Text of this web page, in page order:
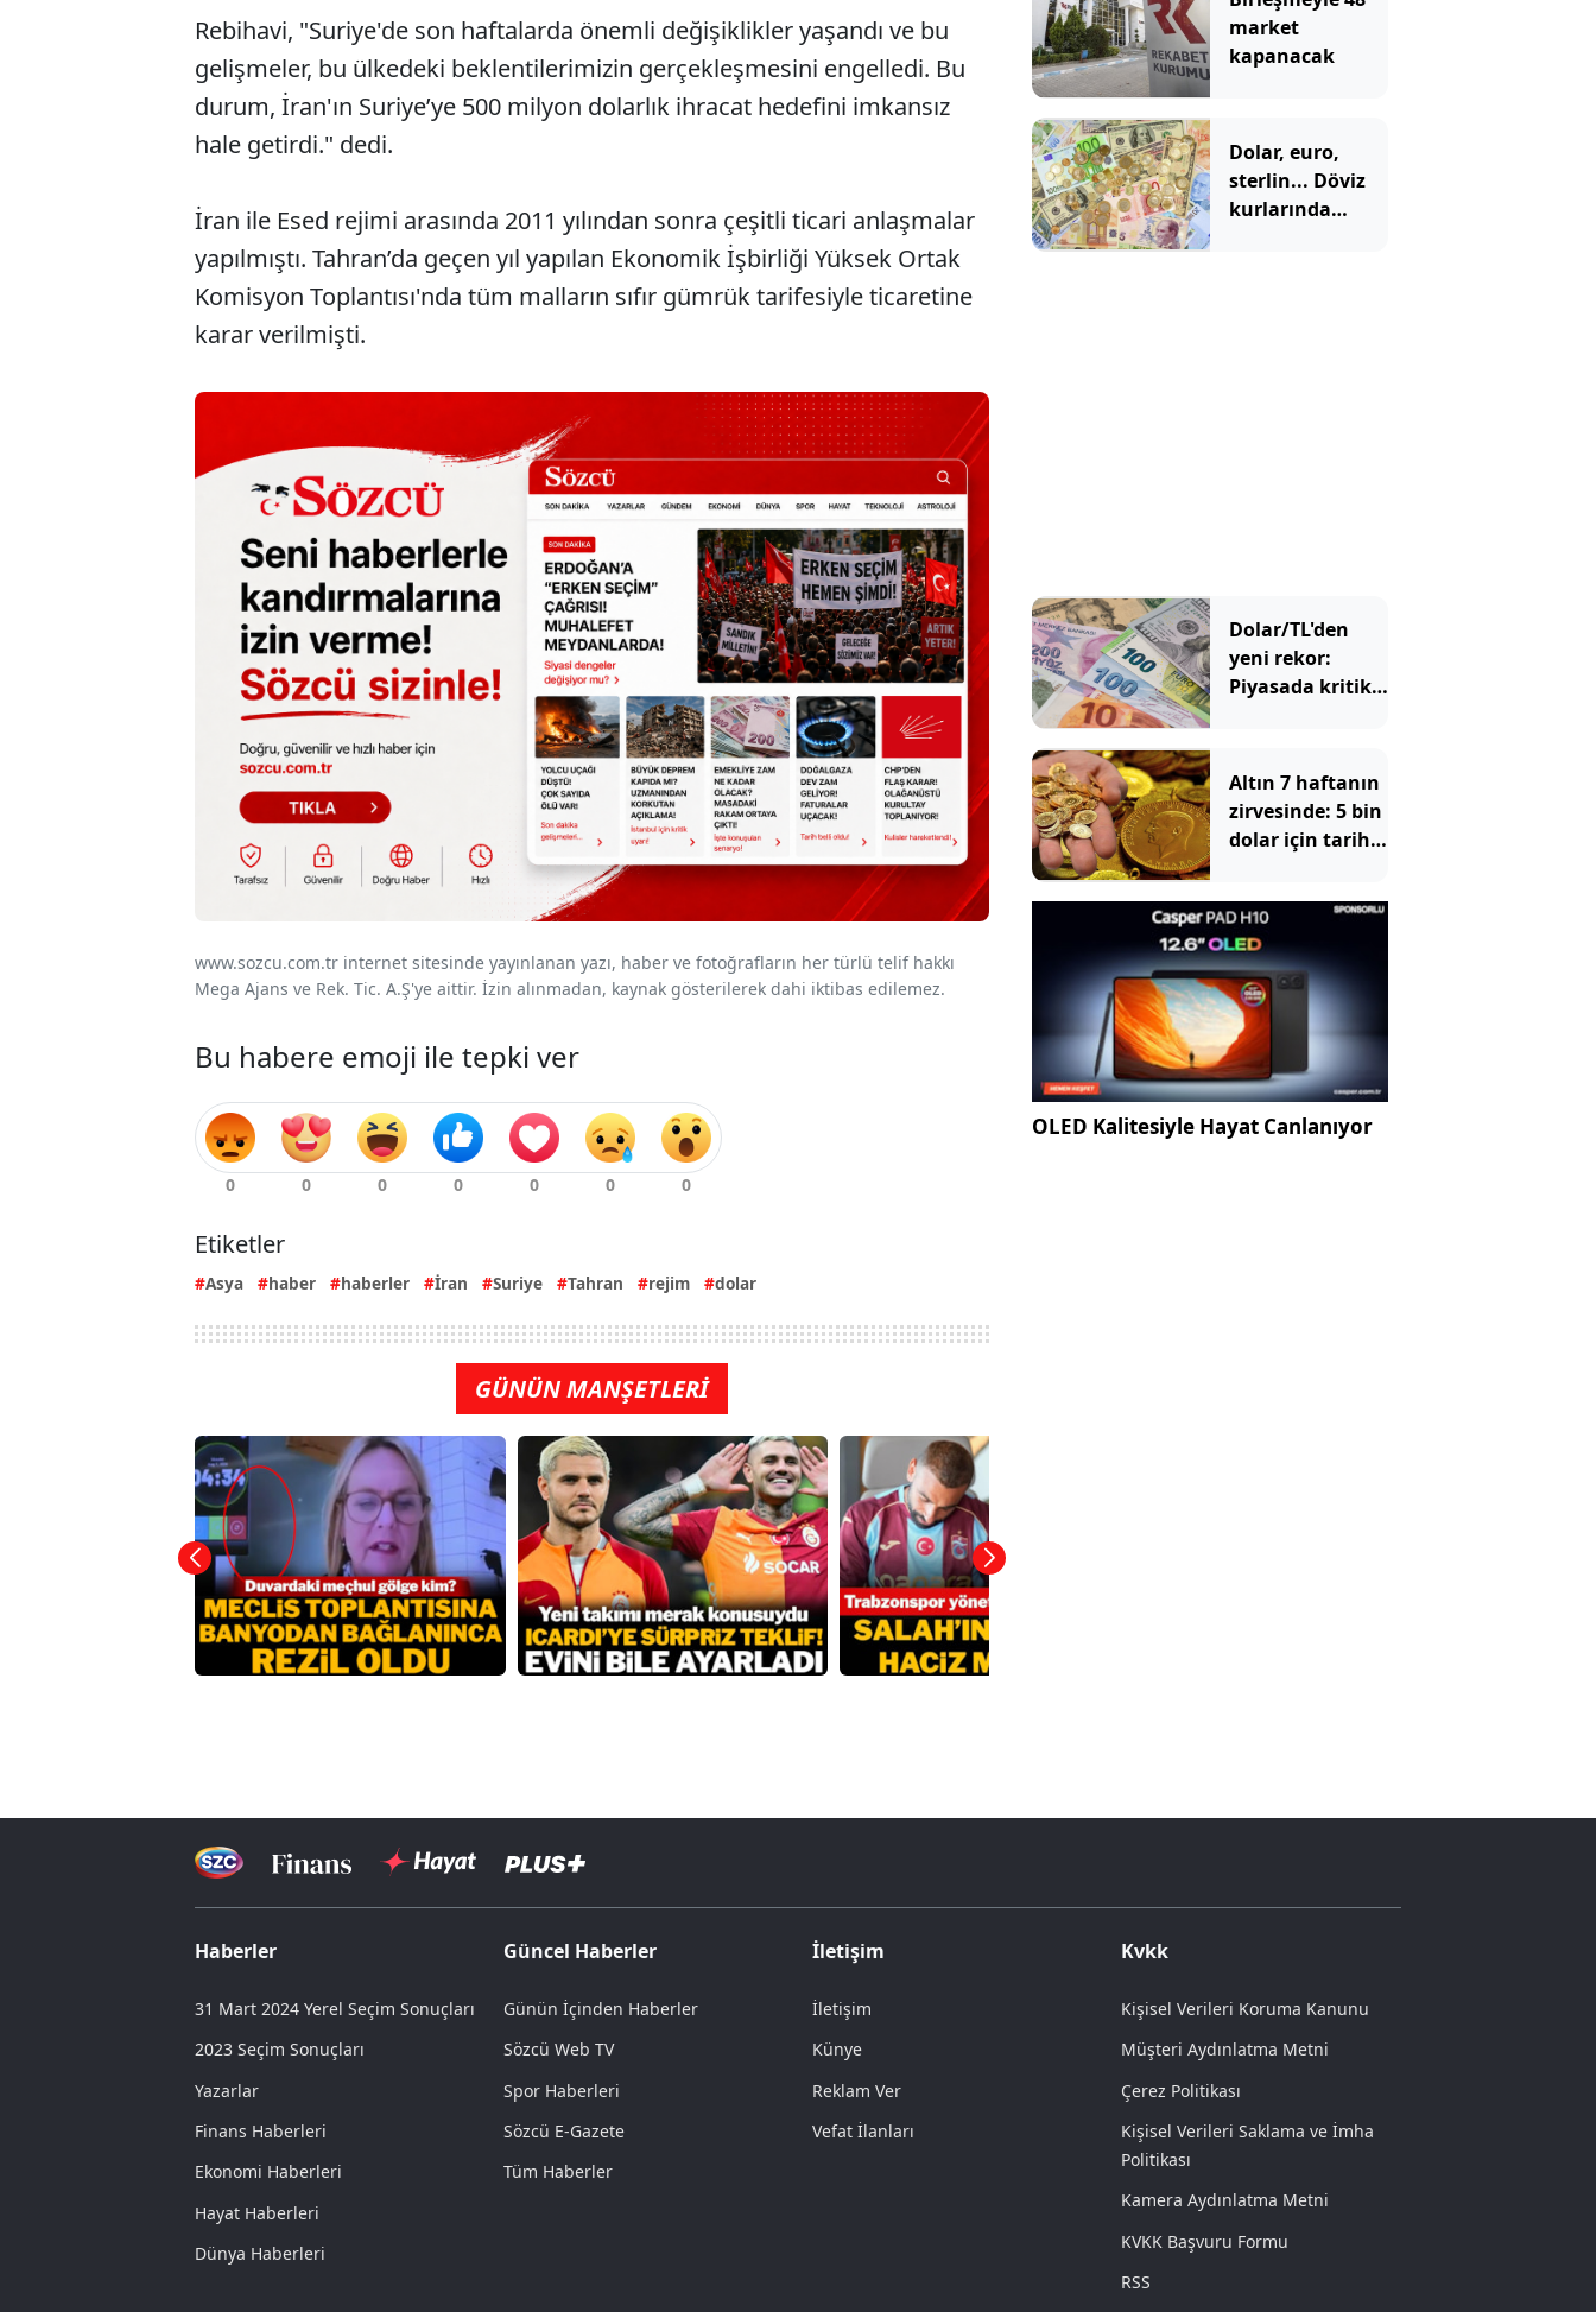
Rebihavi, "Suriye'de son haftalarda önemli değişiklikler yaşandı ve bu
gelişmeler, bu ülkedeki beklentilerimizin gerçekleşmesini engelledi. Bu
durum, İran'ın Suriye’ye 500 milyon dolarlık ihracat hedefini imkansız
hale getirdi." dedi.
İran ile Esed rejimi arasında 2011 yılından sonra çeşitli ticari anlaşmalar
yapılmıştı. Tahran’da geçen yıl yapılan Ekonomik İşbirliği Yüksek Ortak
Komisyon Toplantısı'nda tüm malların sıfır gümrük tarifesiyle ticaretine
karar verilmişti.
www.sozcu.com.tr internet sitesinde yayınlanan yazı, haber ve fotoğrafların her türlü telif hakkı
Mega Ajans ve Rek. Tic. A.Ş'ye aittir. İzin alınmadan, kaynak gösterilerek dahi iktibas edilemez.
Bu habere emoji ile tepki ver
Etiketler
Asya haber haberler İran Suriye Tahran rejim dolar
GÜNÜN MANŞETLERİ
market
kapanacak
Dolar, euro,
sterlin... Döviz
kurlarında
Dolar/TL'den
yeni rekor:
Piyasada kritik
alarmı!
Altın 7 haftanın
zirvesinde: 5 bin
dolar için tarih
OLED Kalitesiyle Hayat Canlanıyor
Haberler
31 Mart 2024 Yerel Seçim Sonuçları
2023 Seçim Sonuçları
Yazarlar
Finans Haberleri
Ekonomi Haberleri
Hayat Haberleri
Dünya Haberleri
Güncel Haberler
Günün İçinden Haberler
Sözcü Web TV
Spor Haberleri
Sözcü E-Gazete
Tüm Haberler
İletişim
İletişim
Künye
Reklam Ver
Vefat İlanları
Kvkk
Kişisel Verileri Koruma Kanunu
Müşteri Aydınlatma Metni
Çerez Politikası
Kişisel Verileri Saklama ve İmha
Politikası
Kamera Aydınlatma Metni
KVKK Başvuru Formu
RSS